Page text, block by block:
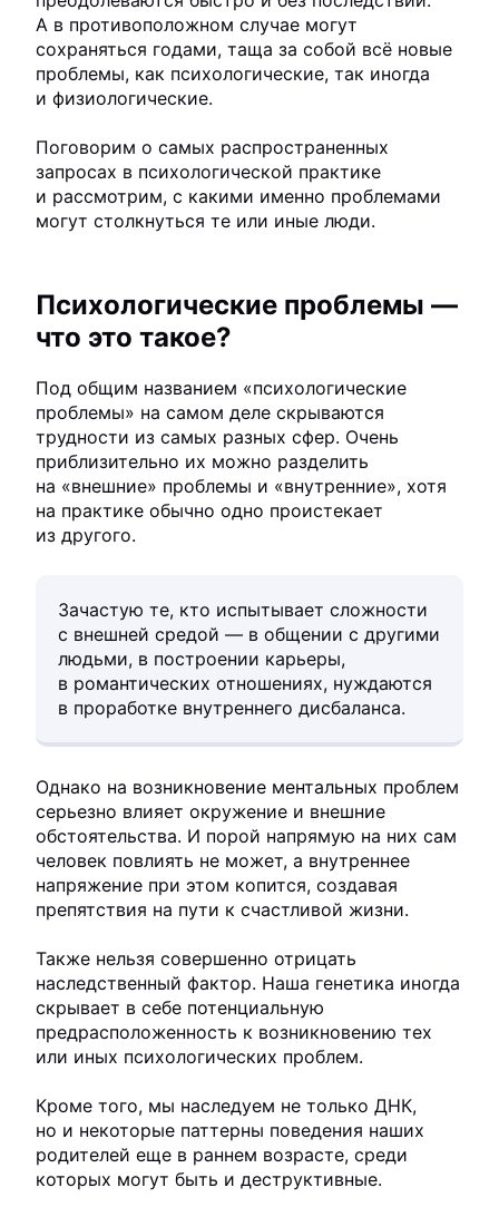
А в противоположном случае могут
сохраняться годами, таща за собой всё новые
проблемы, как психологические, так иногда
и физиологические.
Поговорим о самых распространенных
запросах в психологической практике
и рассмотрим, с какими именно проблемами
могут столкнуться те или иные люди.
Психологические проблемы —
что это такое?
Под общим названием «психологические
проблемы» на самом деле скрываются
трудности из самых разных сфер. Очень
приблизительно их можно разделить
на «внешние» проблемы и «внутренние», хотя
на практике обычно одно проистекает
из другого.
Зачастую те, кто испытывает сложности
с внешней средой — в общении с другими
людьми, в построении карьеры,
в романтических отношениях, нуждаются
в проработке внутреннего дисбаланса.
Однако на возникновение ментальных проблем
серьезно влияет окружение и внешние
обстоятельства. И порой напрямую на них сам
человек повлиять не может, а внутреннее
напряжение при этом копится, создавая
препятствия на пути к счастливой жизни.
Также нельзя совершенно отрицать
наследственный фактор. Наша генетика иногда
скрывает в себе потенциальную
предрасположенность к возникновению тех
или иных психологических проблем.
Кроме того, мы наследуем не только ДНК,
но и некоторые паттерны поведения наших
родителей еще в раннем возрасте, среди
которых могут быть и деструктивные.